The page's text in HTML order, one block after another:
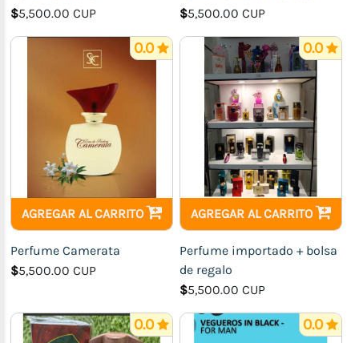
y
cosméticos
Calzado
hombres
Próximo
arribo
para
damas
$5,500.00 CUP
$5,500.00 CUP
AGREGAR AL CARRITO
0.0
Perfume Camerata
$5,500.00 CUP
AGREGAR AL CARRITO
0.0
Perfume importado + bolsa
de regalo
$5,500.00 CUP
0.0 0.0